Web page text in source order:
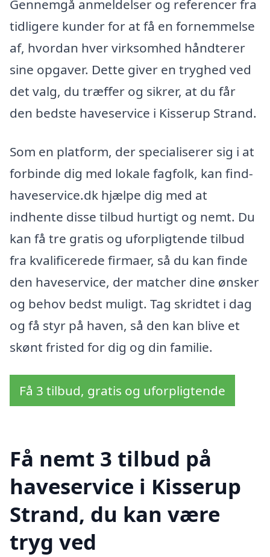
Gennemgå anmeldelser og referencer fra
tidligere kunder for at få en fornemmelse
af, hvordan hver virksomhed håndterer
sine opgaver. Dette giver en tryghed ved
det valg, du træffer og sikrer, at du får
den bedste haveservice i Kisserup Strand.
Som en platform, der specialiserer sig i at
forbinde dig med lokale fagfolk, kan find-
haveservice.dk hjælpe dig med at
indhente disse tilbud hurtigt og nemt. Du
kan få tre gratis og uforpligtende tilbud
fra kvalificerede firmaer, så du kan finde
den haveservice, der matcher dine ønsker
og behov bedst muligt. Tag skridtet i dag
og få styr på haven, så den kan blive et
skønt fristed for dig og din familie.
Få 3 tilbud, gratis og uforpligtende
Få nemt 3 tilbud på
haveservice i Kisserup
Strand, du kan være
tryg ved